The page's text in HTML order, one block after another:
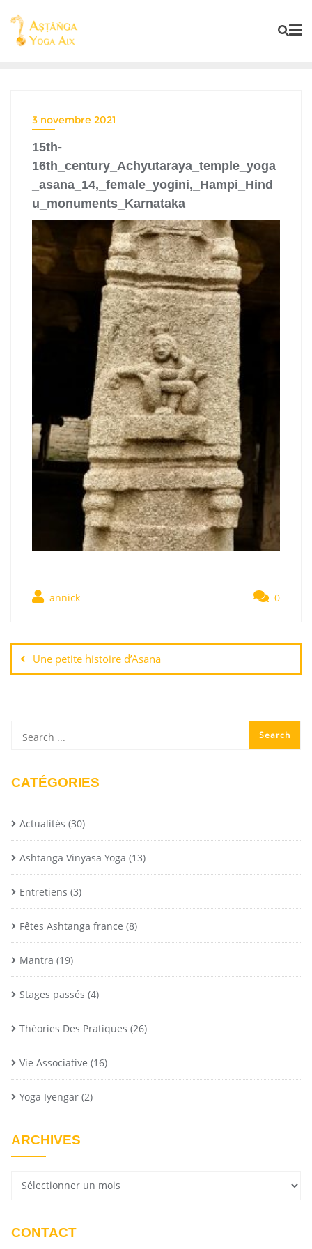
3 novembre 2021
15th-
16th_century_Achyutaraya_temple_yoga
_asana_14,_female_yogini,_Hampi_Hind
u_monuments_Karnataka
annick 0
Une petite histoire d’Asana
CATÉGORIES
Actualités (30)
Ashtanga Vinyasa Yoga (13)
Entretiens (3)
Fêtes Ashtanga france (8)
Mantra (19)
Stages passés (4)
Théories Des Pratiques (26)
Vie Associative (16)
Yoga Iyengar (2)
ARCHIVES
CONTACT